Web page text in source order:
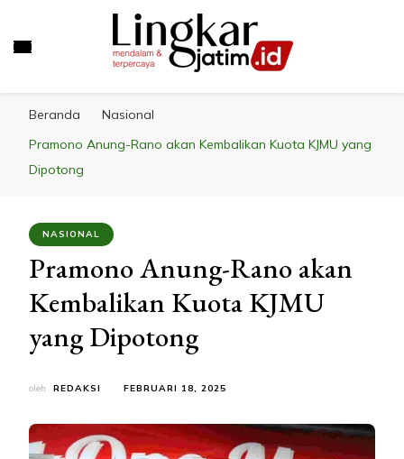
Beranda
Nasional
Pramono Anung-Rano akan Kembalikan Kuota KJMU yang
Dipotong
NASIONAL
Pramono Anung-Rano akan
Kembalikan Kuota KJMU
yang Dipotong
oleh REDAKSI FEBRUARI 18, 2025